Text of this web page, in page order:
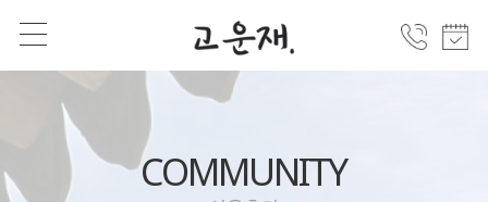
COMMUNITY